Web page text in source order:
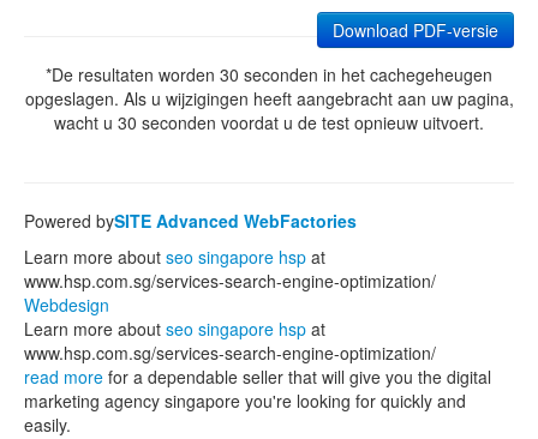
Download PDF-versie
*De resultaten worden 30 seconden in het cachegeheugen
opgeslagen. Als u wijzigingen heeft aangebracht aan uw pagina,
wacht u 30 seconden voordat u de test opnieuw uitvoert.
Powered bySITE Advanced WebFactories
Learn more about seo singapore hsp at
www.hsp.com.sg/services-search-engine-optimization/
Webdesign
Learn more about seo singapore hsp at
www.hsp.com.sg/services-search-engine-optimization/
read more for a dependable seller that will give you the digital
marketing agency singapore you're looking for quickly and
easily.